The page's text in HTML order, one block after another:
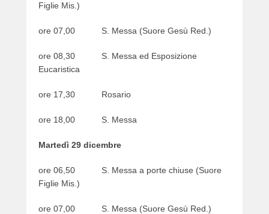
Figlie Mis.)
ore 07,00 S. Messa (Suore Gesù Red.)
ore 08,30 S. Messa ed Esposizione
Eucaristica
ore 17,30 Rosario
ore 18,00 S. Messa
Martedì 29 dicembre
ore 06,50 S. Messa a porte chiuse (Suore
Figlie Mis.)
ore 07,00 S. Messa (Suore Gesù Red.)